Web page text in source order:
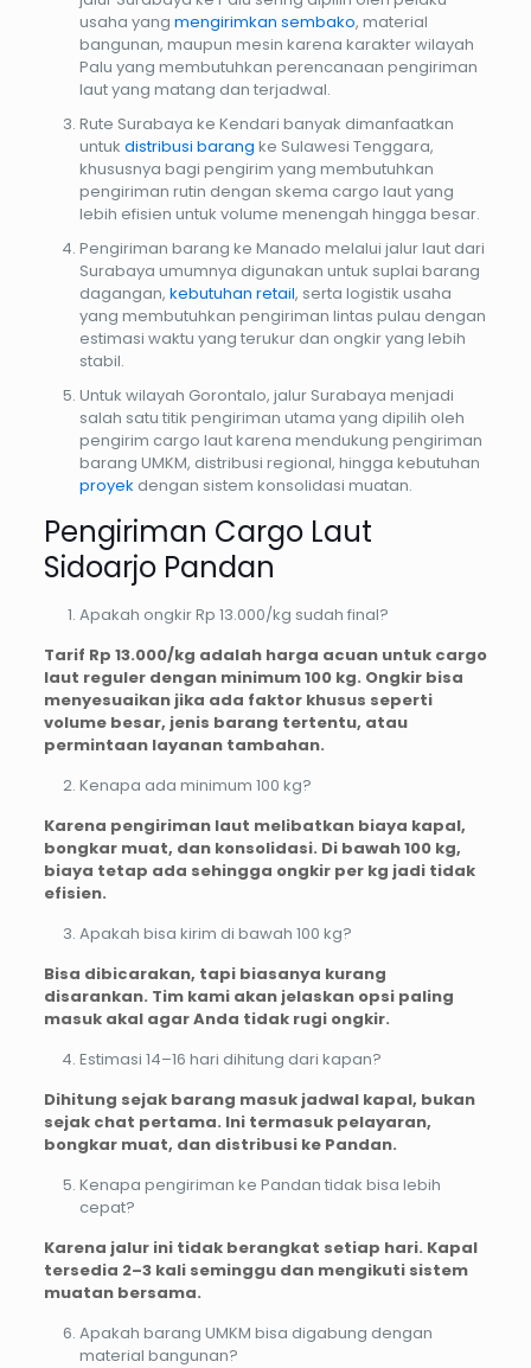
usaha yang mengirimkan sembako, material
bangunan, maupun mesin karena karakter wilayah
Palu yang membutuhkan perencanaan pengiriman
laut yang matang dan terjadwal.
Rute Surabaya ke Kendari banyak dimanfaatkan
untuk distribusi barang ke Sulawesi Tenggara,
khususnya bagi pengirim yang membutuhkan
pengiriman rutin dengan skema cargo laut yang
lebih efisien untuk volume menengah hingga besar.
Pengiriman barang ke Manado melalui jalur laut dari
Surabaya umumnya digunakan untuk suplai barang
dagangan, kebutuhan retail, serta logistik usaha
yang membutuhkan pengiriman lintas pulau dengan
estimasi waktu yang terukur dan ongkir yang lebih
stabil.
Untuk wilayah Gorontalo, jalur Surabaya menjadi
salah satu titik pengiriman utama yang dipilih oleh
pengirim cargo laut karena mendukung pengiriman
barang UMKM, distribusi regional, hingga kebutuhan
proyek dengan sistem konsolidasi muatan.
Pengiriman Cargo Laut
Sidoarjo Pandan
Apakah ongkir Rp 13.000/kg sudah final?
Tarif Rp 13.000/kg adalah harga acuan untuk cargo
laut reguler dengan minimum 100 kg. Ongkir bisa
menyesuaikan jika ada faktor khusus seperti
volume besar, jenis barang tertentu, atau
permintaan layanan tambahan.
Kenapa ada minimum 100 kg?
Karena pengiriman laut melibatkan biaya kapal,
bongkar muat, dan konsolidasi. Di bawah 100 kg,
biaya tetap ada sehingga ongkir per kg jadi tidak
efisien.
Apakah bisa kirim di bawah 100 kg?
Bisa dibicarakan, tapi biasanya kurang
disarankan. Tim kami akan jelaskan opsi paling
masuk akal agar Anda tidak rugi ongkir.
Estimasi 14–16 hari dihitung dari kapan?
Dihitung sejak barang masuk jadwal kapal, bukan
sejak chat pertama. Ini termasuk pelayaran,
bongkar muat, dan distribusi ke Pandan.
Kenapa pengiriman ke Pandan tidak bisa lebih
cepat?
Karena jalur ini tidak berangkat setiap hari. Kapal
tersedia 2–3 kali seminggu dan mengikuti sistem
muatan bersama.
Apakah barang UMKM bisa digabung dengan
material bangunan?